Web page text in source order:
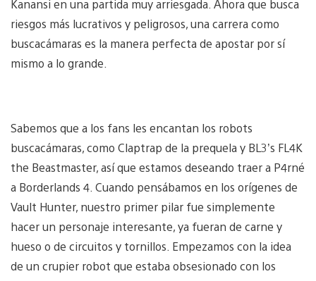
Kanansi en una partida muy arriesgada. Ahora que busca
riesgos más lucrativos y peligrosos, una carrera como
buscacámaras es la manera perfecta de apostar por sí
mismo a lo grande.
Sabemos que a los fans les encantan los robots
buscacámaras, como Claptrap de la prequela y BL3’s FL4K
the Beastmaster, así que estamos deseando traer a P4rné
a Borderlands 4. Cuando pensábamos en los orígenes de
Vault Hunter, nuestro primer pilar fue simplemente
hacer un personaje interesante, ya fueran de carne y
hueso o de circuitos y tornillos. Empezamos con la idea
de un crupier robot que estaba obsesionado con los